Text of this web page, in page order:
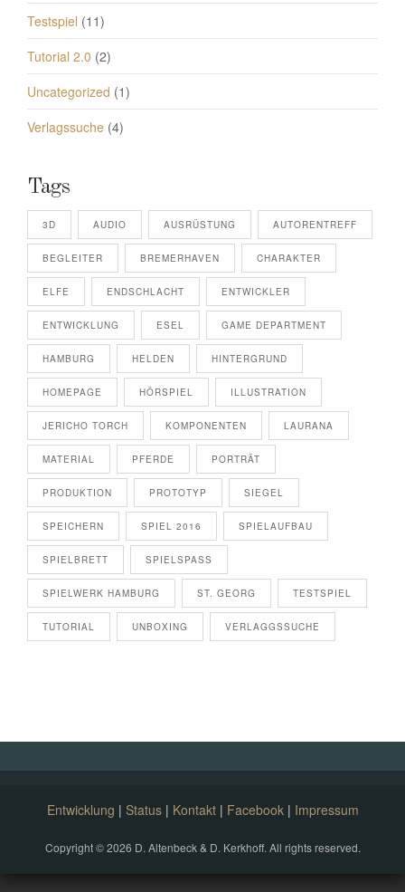
Testspiel (11)
Tutorial 2.0 (2)
Uncategorized (1)
Verlagssuche (4)
Tags
3D AUDIO AUSRÜSTUNG AUTORENTREFF
BEGLEITER BREMERHAVEN CHARAKTER
ELFE ENDSCHLACHT ENTWICKLER
ENTWICKLUNG ESEL GAME DEPARTMENT
HAMBURG HELDEN HINTERGRUND
HOMEPAGE HÖRSPIEL ILLUSTRATION
JERICHO TORCH KOMPONENTEN LAURANA
MATERIAL PFERDE PORTRÄT
PRODUKTION PROTOTYP SIEGEL
SPEICHERN SPIEL 2016 SPIELAUFBAU
SPIELBRETT SPIELSPASS
SPIELWERK HAMBURG ST. GEORG TESTSPIEL
TUTORIAL UNBOXING VERLAGGSSUCHE
Entwicklung | Status| Kontakt| Facebook| Impressum
Copyright © 2026 D. Altenbeck & D. Kerkhoff. All rights reserved.